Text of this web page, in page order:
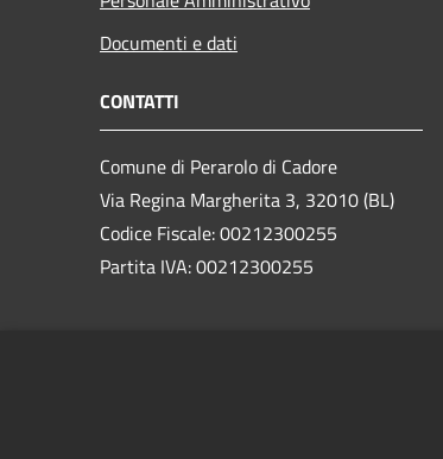
Documenti e dati
CONTATTI
Comune di Perarolo di Cadore
Via Regina Margherita 3, 32010 (BL)
Codice Fiscale: 00212300255
Partita IVA: 00212300255